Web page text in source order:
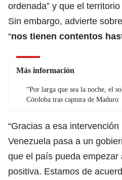
ordenada” y que el
Sin embargo, advierte
“nos tienen contentos
Más información
“Por larga que sea la noche, el
Córdoba tras captura de Maduro
“Gracias a esa
Venezuela pasa a un
que el país pueda empezar
positiva. Estamos de